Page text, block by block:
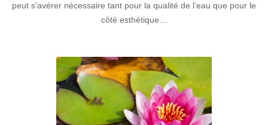
peut s’avérer nécessaire tant pour la qualité de l’eau que pour le
côté esthétique…